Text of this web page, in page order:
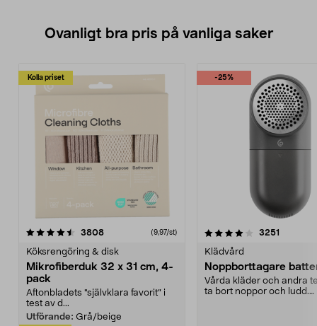
Ovanligt bra pris på vanliga saker
Kolla priset
3808recensioner (9,97/st)
Köksrengöring & disk
Mikrofiberduk 32 x 31 cm, 4-
pack
Aftonbladets "självklara favorit” i
test av d...
Utförande: Grå/beige
-25%
4.0av 5 stjärnor 3251
Klädvård
Noppborttagare
Vårda kläder och andra
ta bort noppor och ludd.
4.5av 5 stjärnor